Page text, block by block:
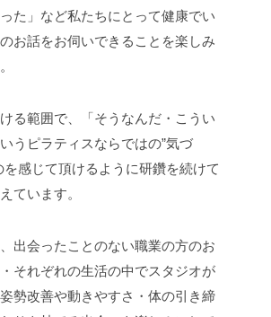
た」など私たちにとって健康でい
お話をお伺いできることを楽しみ
る範囲で、「そうなんだ・こうい
うピラティスならではの”気づ
を感じて頂けるように研鑽を続けて
ています。
出会ったことのない職業の方のお
それぞれの生活の中でスタジオが
勢改善や動きやすさ・体の引き締